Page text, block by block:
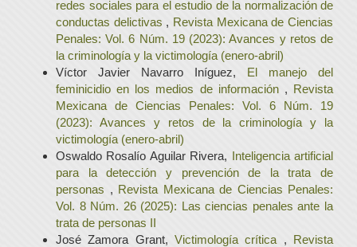
redes sociales para el estudio de la normalización de
conductas delictivas , Revista Mexicana de Ciencias
Penales: Vol. 6 Núm. 19 (2023): Avances y retos de
la criminología y la victimología (enero-abril)
Víctor Javier Navarro Iníguez, El manejo del
feminicidio en los medios de información , Revista
Mexicana de Ciencias Penales: Vol. 6 Núm. 19
(2023): Avances y retos de la criminología y la
victimología (enero-abril)
Oswaldo Rosalío Aguilar Rivera, Inteligencia artificial
para la detección y prevención de la trata de
personas , Revista Mexicana de Ciencias Penales:
Vol. 8 Núm. 26 (2025): Las ciencias penales ante la
trata de personas II
José Zamora Grant, Victimología crítica , Revista